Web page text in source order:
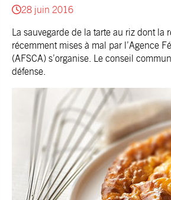
28 juin 2016
La sauvegarde de la tarte au riz dont la
récemment mises à mal par l’Agence
(AFSCA) s’organise. Le conseil
défense.